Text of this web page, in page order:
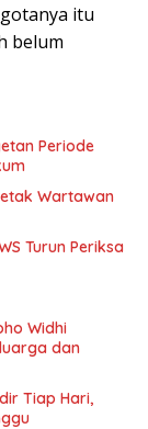
itu
belum
Periode
Wartawan
Turun Periksa
Widhi
dan
Tiap Hari,